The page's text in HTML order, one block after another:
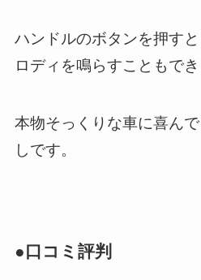
ハンドルのボタンを押す
ロディを鳴らすこともでき
本物そっくりな車に喜ん
しです。
●口コミ評判